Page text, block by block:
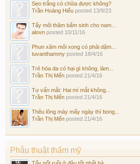
Sẹo trắng có chữa được không?
Trần Hoàng Hiếu posted 13/9/23
Tẩy môi thâm bẩm sinh cho nam...
alovn posted 10/11/16
Phun xăm môi xong có phải dặm...
tuvanthammy posted 18/4/16
Trẻ hóa da có hại gì không, làm...
Trần Thị Mến posted 21/4/16
Tư vấn mắt: Hai mí mắt không...
Trần Thị Mến posted 21/4/16
Thêu lông mày mấy ngày thì bong...
Trần Thị Mến posted 21/4/16
Phẫu thuật thẩm mỹ